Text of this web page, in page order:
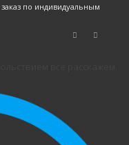
по индивидуальным